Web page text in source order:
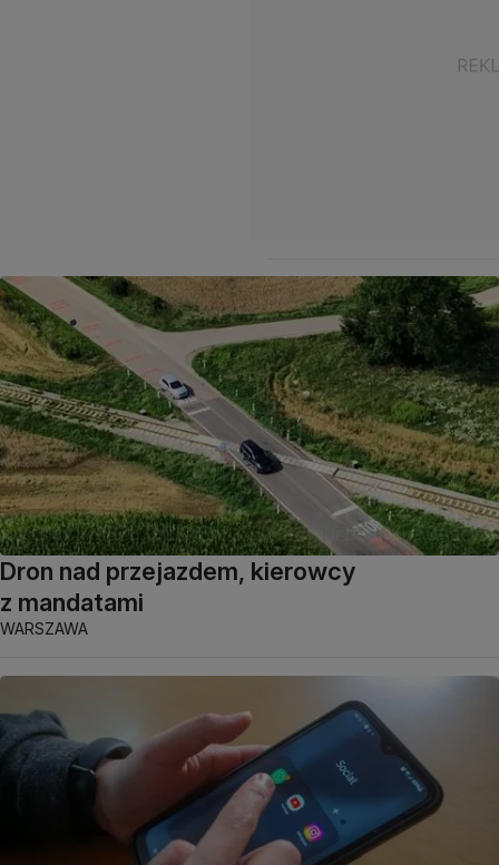
Dron nad przejazdem, kierowcy
z mandatami
WARSZAWA